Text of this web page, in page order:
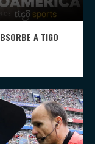
A TIGO